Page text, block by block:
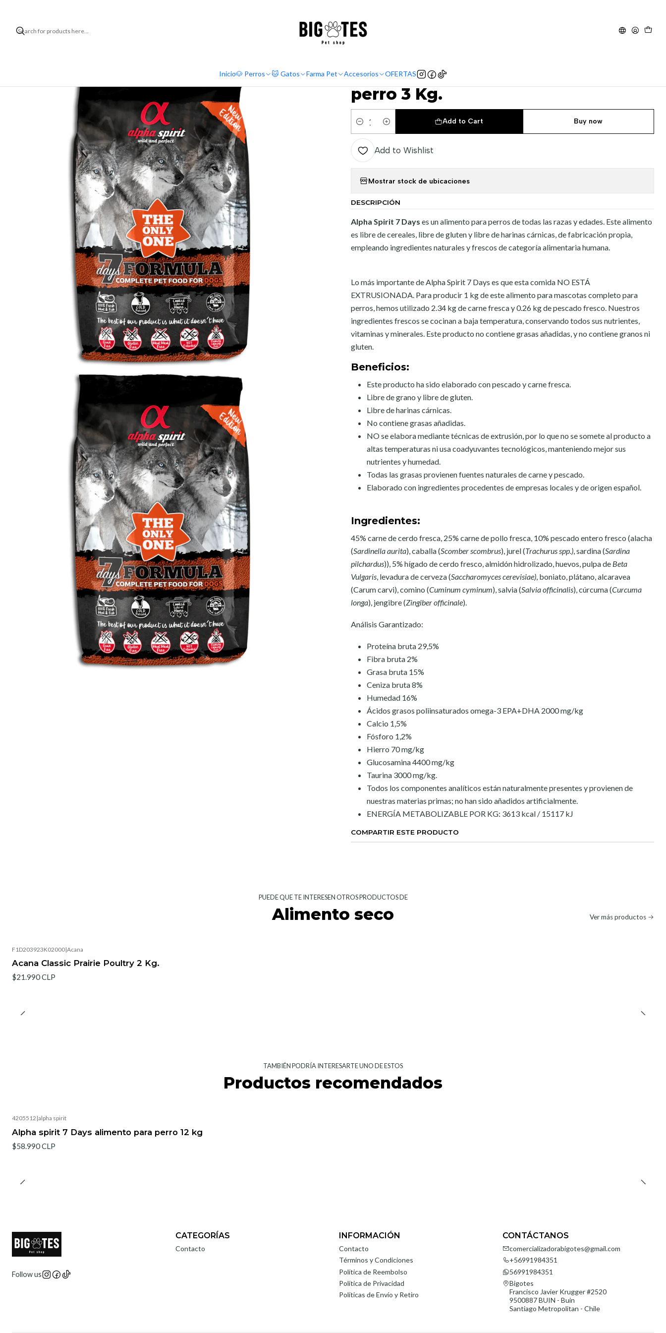
Inicio🐶 Perros 🐱 Gatos Farma Pet Accesorios OFERTAS
Alimento seco Alpha Spirit 7 Days alimento para perro 3 Kg.
Alpha Spirit 7 Days alimento para
perro 3 Kg.
Quantity
Add to Cart Buy now
Add to Wishlist
Mostrar stock de ubicaciones
DESCRIPCIÓN
Alpha Spirit 7 Days es un alimento para perros de todas las razas y edades. Este alimento
es libre de cereales, libre de gluten y libre de harinas cárnicas, de fabricación propia,
empleando ingredientes naturales y frescos de categoría alimentaria humana.
Lo más importante de Alpha Spirit 7 Days es que esta comida NO ESTÁ
EXTRUSIONADA. Para producir 1 kg de este alimento para mascotas completo para
perros, hemos utilizado 2.34 kg de carne fresca y 0.26 kg de pescado fresco. Nuestros
ingredientes frescos se cocinan a baja temperatura, conservando todos sus nutrientes,
vitaminas y minerales. Este producto no contiene grasas añadidas, y no contiene granos ni
gluten.
Beneficios:
Este producto ha sido elaborado con pescado y carne fresca.
Libre de grano y libre de gluten.
Libre de harinas cárnicas.
No contiene grasas añadidas.
NO se elabora mediante técnicas de extrusión, por lo que no se somete al producto a
altas temperaturas ni usa coadyuvantes tecnológicos, manteniendo mejor sus
nutrientes y humedad.
Todas las grasas provienen fuentes naturales de carne y pescado.
Elaborado con ingredientes procedentes de empresas locales y de origen español.
Ingredientes:
45% carne de cerdo fresca, 25% carne de pollo fresca, 10% pescado entero fresco (alacha
(Sardinella aurita), caballa (Scomber scombrus), jurel (Trachurus spp.), sardina (Sardina
pilchardus)), 5% hígado de cerdo fresco, almidón hidrolizado, huevos, pulpa de Beta
Vulgaris, levadura de cerveza (Saccharomyces cerevisiae), boniato, plátano, alcaravea
(Carum carvi), comino (Cuminum cyminum), salvia (Salvia officinalis), cúrcuma (Curcuma
longa), jengibre (Zingiber officinale).
Análisis Garantizado:
Proteína bruta 29,5%
Fibra bruta 2%
Grasa bruta 15%
Ceniza bruta 8%
Humedad 16%
Ácidos grasos poliinsaturados omega-3 EPA+DHA 2000 mg/kg
Calcio 1,5%
Fósforo 1,2%
Hierro 70 mg/kg
Glucosamina 4400 mg/kg
Taurina 3000 mg/kg.
Todos los componentes analíticos están naturalmente presentes y provienen de
nuestras materias primas; no han sido añadidos artificialmente.
ENERGÍA METABOLIZABLE POR KG: 3613 kcal / 15117 kJ
COMPARTIR ESTE PRODUCTO
PUEDE QUE TE INTERESEN OTROS PRODUCTOS DE
Alimento seco Ver más productos
F1D203923K02000|Acana
Acana Classic Prairie Poultry 2 Kg.
$21.990 CLP
TAMBIÉN PODRÍA INTERESARTE UNO DE ESTOS
Productos recomendados
4205512 |alpha spirit
Alpha spirit 7 Days alimento para perro 12 kg
$58.990 CLP
Follow us
CATEGORÍAS
Contacto
INFORMACIÓN
Contacto
Términos y Condiciones
Política de Reembolso
Política de Privacidad
Políticas de Envío y Retiro
CONTÁCTANOS
comercializadorabigotes@gmail.com
+56991984351
56991984351
Bigotes
Francisco Javier Krugger #2520
9500887 BUIN - Buin
Santiago Metropolitan - Chile